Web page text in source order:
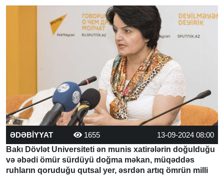
ƏDƏBİYYAT 1655
13-09-2024 08:00
Bakı Dövlət Universiteti ən munis xatirələrin doğulduğu
və əbədi ömür sürdüyü doğma məkan, müqəddəs
ruhların qoruduğu qutsal yer, əsrdən artıq ömrün milli